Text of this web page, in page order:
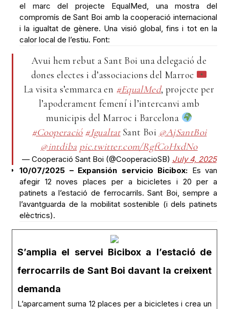
el marc del projecte EqualMed, una mostra del
compromís de Sant Boi amb la cooperació internacional
i la igualtat de gènere. Una visió global, fins i tot en la
calor local de l’estiu. Font:
Avui hem rebut a Sant Boi una delegació de
dones electes i d’associacions del Marroc
La visita s’emmarca en #EqualMed, projecte per
l’apoderament femení i l’intercanvi amb
municipis del Marroc i Barcelona
#Cooperació #IgualtatSant Boi @AjSantBoi
@intdiba pic.twitter.com/RgfC0HxdNo
— Cooperació Sant Boi (@CooperacioSB) July 4, 2025
10/07/2025 – Expansión servicio Bicibox: Es van
afegir 12 noves places per a bicicletes i 20 per a
patinets a l’estació de ferrocarrils. Sant Boi, sempre a
l’avantguarda de la mobilitat sostenible (i dels patinets
elèctrics).
S’amplia el servei Bicibox a l’estació de
ferrocarrils de Sant Boi davant la creixent
demanda
L’aparcament suma 12 places per a bicicletes i crea un